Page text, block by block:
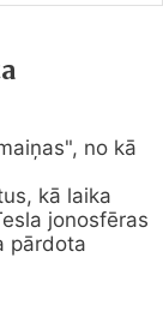
no kā
kā laika
jonosfēras
pārdota